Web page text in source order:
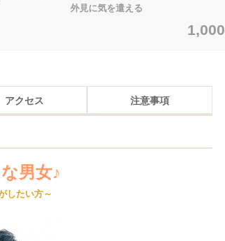
外見に気を遣える
1,000
アクセス 注意事項
男女♪
したい方～